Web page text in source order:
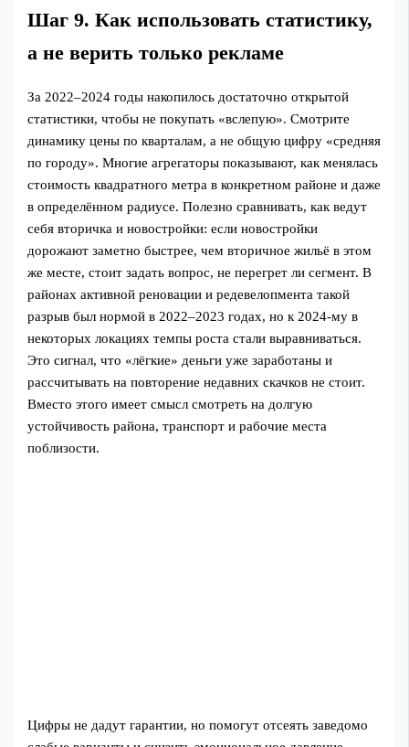
Шаг 9. Как использовать статистику,
а не верить только рекламе
За 2022–2024 годы накопилось достаточно открытой
статистики, чтобы не покупать «вслепую». Смотрите
динамику цены по кварталам, а не общую цифру «средняя
по городу». Многие агрегаторы показывают, как менялась
стоимость квадратного метра в конкретном районе и даже
в определённом радиусе. Полезно сравнивать, как ведут
себя вторичка и новостройки: если новостройки
дорожают заметно быстрее, чем вторичное жильё в этом
же месте, стоит задать вопрос, не перегрет ли сегмент. В
районах активной реновации и редевелопмента такой
разрыв был нормой в 2022–2023 годах, но к 2024‑му в
некоторых локациях темпы роста стали выравниваться.
Это сигнал, что «лёгкие» деньги уже заработаны и
рассчитывать на повторение недавних скачков не стоит.
Вместо этого имеет смысл смотреть на долгую
устойчивость района, транспорт и рабочие места
поблизости.
Цифры не дадут гарантии, но помогут отсеять заведомо